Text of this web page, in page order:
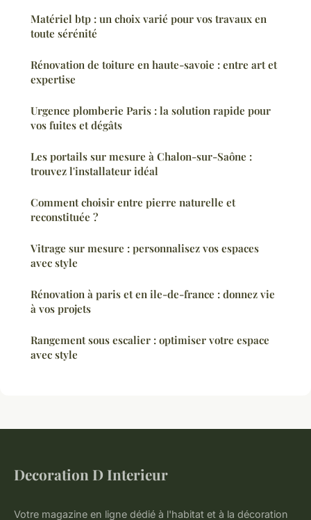
Matériel btp : un choix varié pour vos travaux en
toute sérénité
Rénovation de toiture en haute-savoie : entre art et
expertise
Urgence plomberie Paris : la solution rapide pour
vos fuites et dégâts
Les portails sur mesure à Chalon-sur-Saône :
trouvez l'installateur idéal
Comment choisir entre pierre naturelle et
reconstituée ?
Vitrage sur mesure : personnalisez vos espaces
avec style
Rénovation à paris et en ile-de-france : donnez vie
à vos projets
Rangement sous escalier : optimiser votre espace
avec style
Decoration D Interieur
Votre magazine en ligne dédié à l'habitat et à la décoration